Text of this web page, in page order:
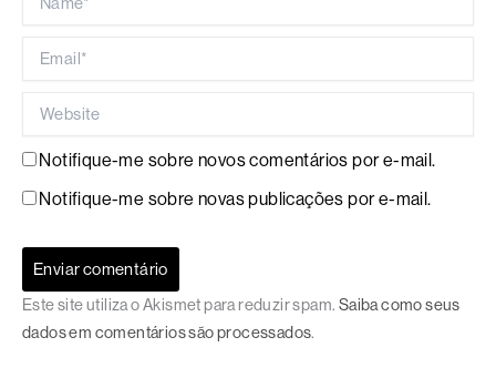
Notifique-me sobre novos comentários por e-mail.
Notifique-me sobre novas publicações por e-mail.
Este site utiliza o Akismet para reduzir spam. Saiba como seus
dados em comentários são processados.